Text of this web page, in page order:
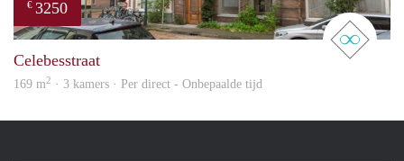
€ 3250
real
Celebesstraat
169 m2 · 3 kamers · Per direct - Onbepaalde tijd